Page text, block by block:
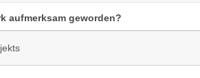
aufmerksam geworden?